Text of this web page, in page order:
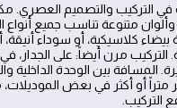
في التركيب والتصميم العصري.
متنوعة تناسب جميع أنواع
بيضاء كلاسيكية، أو سوداء أنيقة،
مرن أيضاً: على الجدار، في
المسافة بين الوحدة الداخلية
أو أكثر في بعض
التركيب.